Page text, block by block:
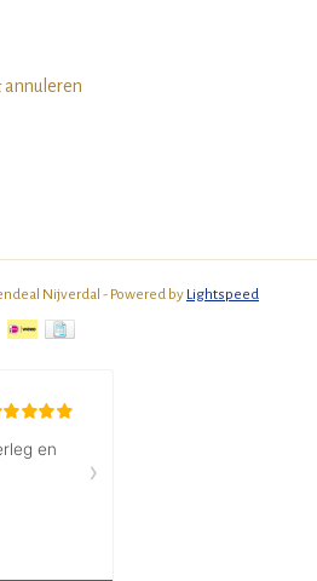
annuleren
Nijverdal - Powered by Lightspeed